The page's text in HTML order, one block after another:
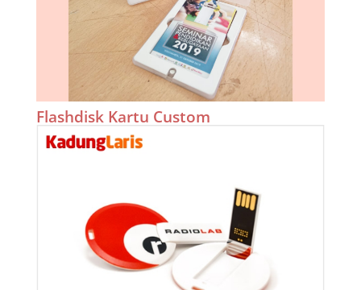
Flashdisk Kartu Custom